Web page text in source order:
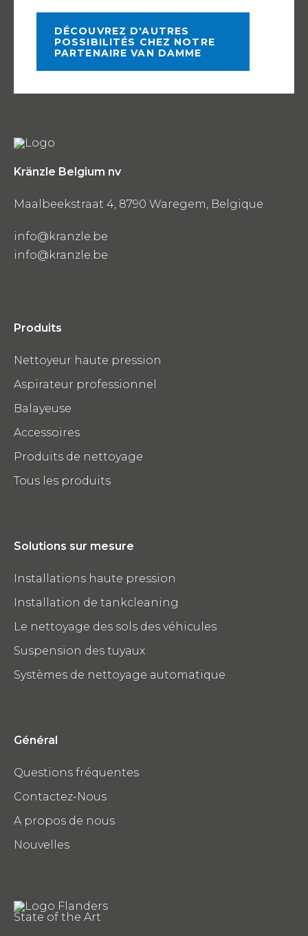
DÉCOUVREZ D'AUTRES
POSSIBILITÉS CHEZ NOTRE
PARTENAIRE VAN DAMME
Kränzle Belgium nv
Maalbeekstraat 4, 8790 Waregem, Belgique
info@kranzle.be
info@kranzle.be
Produits
Nettoyeur haute pression
Aspirateur professionnel
Balayeuse
Accessoires
Produits de nettoyage
Tous les produits
Solutions sur mesure
Installations haute pression
Installation de tankcleaning
Le nettoyage des sols des véhicules
Suspension des tuyaux
Systèmes de nettoyage automatique
Général
Questions fréquentes
Contactez-Nous
A propos de nous
Nouvelles